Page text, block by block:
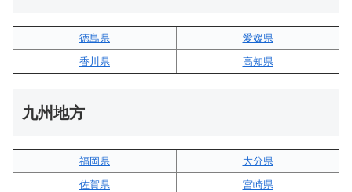
徳島県
愛媛県
香川県
高知県
九州地方
福岡県
大分県
佐賀県
宮崎県